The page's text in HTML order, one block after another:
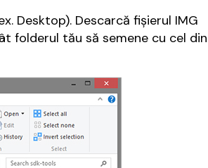
Desktop). Descarcă fișierul IMG
folderul tău să semene cu cel din